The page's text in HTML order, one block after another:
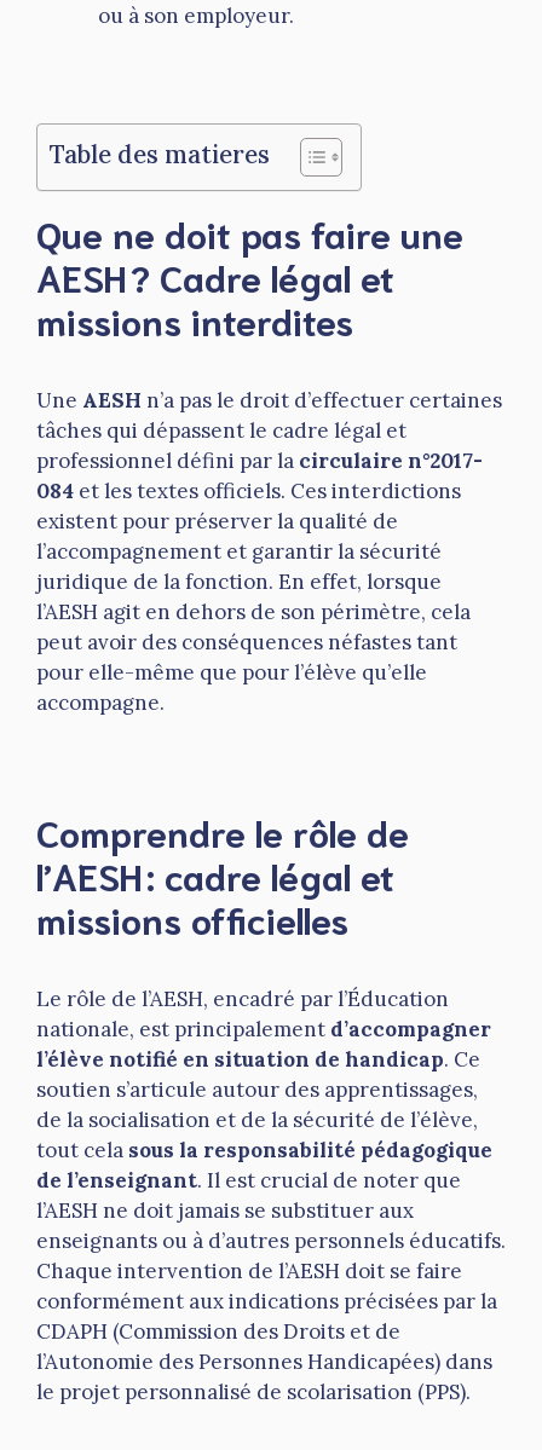
ou à son employeur.
Table des matieres
Que ne doit pas faire une
AESH ? Cadre légal et
missions interdites
Une AESH n’a pas le droit d’effectuer certaines
tâches qui dépassent le cadre légal et
professionnel défini par la circulaire n°2017-
084 et les textes officiels. Ces interdictions
existent pour préserver la qualité de
l’accompagnement et garantir la sécurité
juridique de la fonction. En effet, lorsque
l’AESH agit en dehors de son périmètre, cela
peut avoir des conséquences néfastes tant
pour elle-même que pour l’élève qu’elle
accompagne.
Comprendre le rôle de
l’AESH : cadre légal et
missions officielles
Le rôle de l’AESH, encadré par l’Éducation
nationale, est principalement d’accompagner
l’élève notifié en situation de handicap. Ce
soutien s’articule autour des apprentissages,
de la socialisation et de la sécurité de l’élève,
tout cela sous la responsabilité pédagogique
de l’enseignant. Il est crucial de noter que
l’AESH ne doit jamais se substituer aux
enseignants ou à d’autres personnels éducatifs.
Chaque intervention de l’AESH doit se faire
conformément aux indications précisées par la
CDAPH (Commission des Droits et de
l’Autonomie des Personnes Handicapées) dans
le projet personnalisé de scolarisation (PPS).